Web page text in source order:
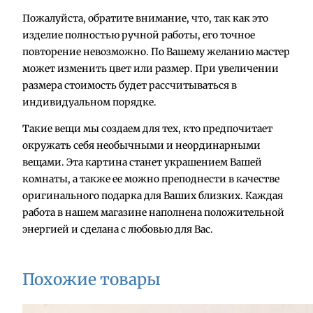
е
с
т
в
о
т
в
а
р
а
К
а
р
и
н
а
Пожалуйста, обратите внимание, что, так как это
изделие полностью ручной работы, его точное
повторение невозможно. По Вашему желанию мастер
может изменить цвет или размер. При увеличении
размера стоимость будет рассчитываться в
индивидуальном порядке.
Такие вещи мы создаем для тех, кто предпочитает
окружать себя необычными и неординарными
вещами. Эта картина станет украшением Вашей
комнаты, а также ее можно преподнести в качестве
оригинального подарка для Ваших близких. Каждая
работа в нашем магазине наполнена положительной
энергией и сделана с любовью для Вас.
Похожие товары